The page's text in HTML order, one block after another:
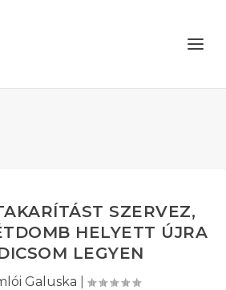
SZERVEZ,
HELYETT ÚJRA
LEGYEN
Galuska